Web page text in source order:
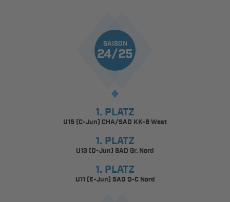
SAISON
24/25
1. PLATZ
U15 (C-Jun) CHA/SAD KK-B West
1. PLATZ
U13 (D-Jun) SAD Gr. Nord
1. PLATZ
U11 (E-Jun) SAD Q-C Nord